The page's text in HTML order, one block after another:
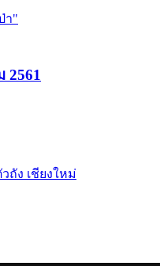
2561
ถัง เชียงใหม่